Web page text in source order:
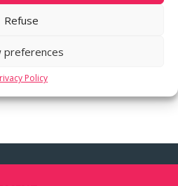
Refuse
preferences
Policy
sur m3 IMMOBILIER